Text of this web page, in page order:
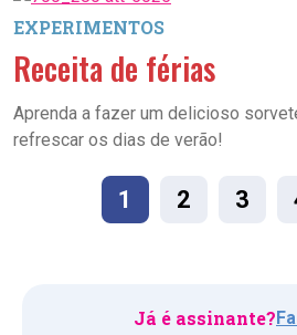
EXPERIMENTOS
Receita de férias
Aprenda a fazer um delicioso
refrescar os dias de verão!
1 2 3
Já é assinante?